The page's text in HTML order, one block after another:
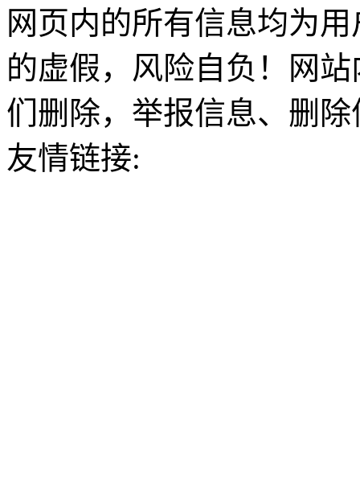
网页内的所有信息均为
的虚假，风险自负！网
们删除，举报信息、删
友情链接: